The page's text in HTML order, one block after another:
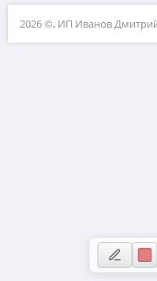
12. Планиметрия
13. Стереометрия
20. Текстовые задачи
21. Нестандартные
2026 ©, ИП Иванов